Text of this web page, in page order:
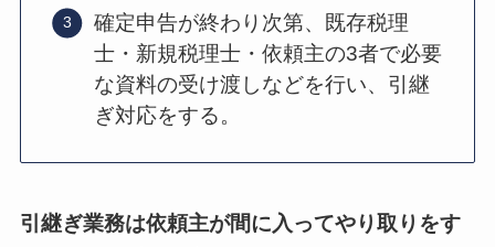
確定申告が終わり次第、既存税理
士・新規税理士・依頼主の3者で必要
な資料の受け渡しなどを行い、引継
ぎ対応をする。
引継ぎ業務は依頼主が間に入ってやり取りをす